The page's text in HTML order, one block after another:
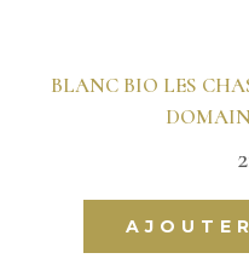
BLANC BIO LES